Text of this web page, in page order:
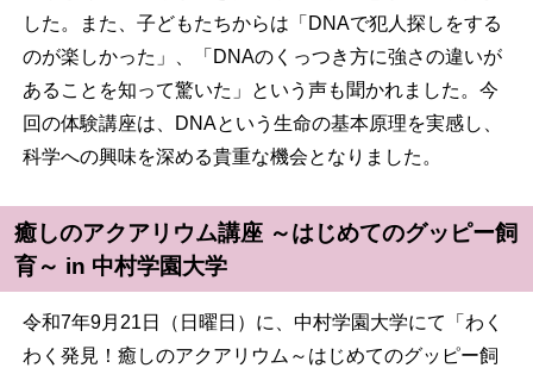
した。また、子どもたちからは「DNAで犯人探しをする
のが楽しかった」、「DNAのくっつき方に強さの違いが
あることを知って驚いた」という声も聞かれました。今
回の体験講座は、DNAという生命の基本原理を実感し、
科学への興味を深める貴重な機会となりました。
癒しのアクアリウム講座 ～はじめてのグッピー飼
育～ in 中村学園大学
令和7年9月21日（日曜日）に、中村学園大学にて「わく
わく発見！癒しのアクアリウム～はじめてのグッピー飼